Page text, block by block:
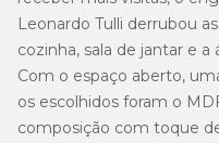
Leonardo Tulli derrubou
cozinha, sala de jantar e a
Com o espaço aberto,
os escolhidos foram o
composição com toque